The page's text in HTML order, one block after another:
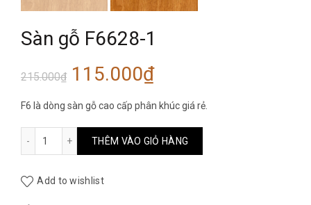
Sàn gỗ F6628-1
215.000₫ Giá
gốc
là:
115.000₫Giá
hiện
tại
F6 là dòng sàn gỗ cao cấp phân khúc giá rẻ.
Sàn gỗ F6628-1 số lượng
THÊM VÀO GIỎ HÀNG
Add to wishlist